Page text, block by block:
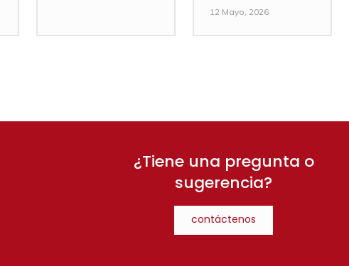
12 Mayo, 2026
¿Tiene una pregunta o
sugerencia?
contáctenos